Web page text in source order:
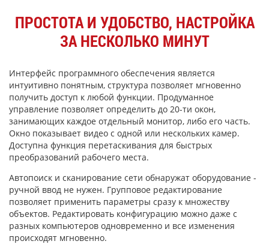
ПРОСТОТА И УДОБСТВО, НАСТРОЙКА
ЗА НЕСКОЛЬКО МИНУТ
Интерфейс программного обеспечения является
интуитивно понятным, структура позволяет мгновенно
получить доступ к любой функции. Продуманное
управление позволяет определить до 20-ти окон,
занимающих каждое отдельный монитор, либо его часть.
Окно показывает видео с одной или нескольких камер.
Доступна функция перетаскивания для быстрых
преобразований рабочего места.
Автопоиск и сканирование сети обнаружат оборудование -
ручной ввод не нужен. Групповое редактирование
позволяет применить параметры сразу к множеству
объектов. Редактировать конфигурацию можно даже с
разных компьютеров одновременно и все изменения
происходят мгновенно.